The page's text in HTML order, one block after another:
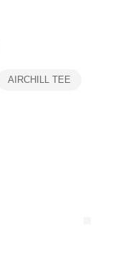
顯示為準，若有關於
聯繫「AFTEE先享後付
support/home
享後付」服務完成之交
之同意方可使用
，本公司不負相關責
AIRCHILL TEE